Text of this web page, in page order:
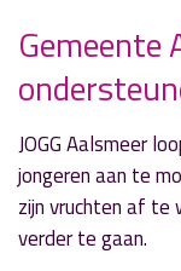
« Vorig
» Volgend
Ssst! De
23 januari 2018
Gemeente
JOGG Aalsmeer
jongeren aan te
zijn vruchten af te
verder te gaan.